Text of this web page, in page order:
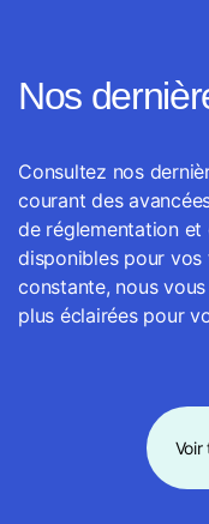
Nos
Consultez nos
courant des
de réglementation et
disponibles pour vos
constante, nous
plus éclairées pour
Voir